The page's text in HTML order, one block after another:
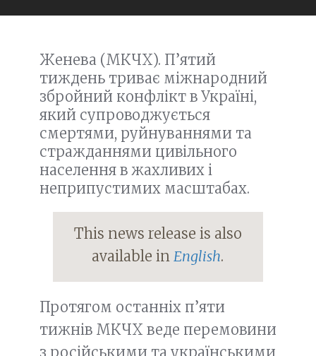
Женева (МКЧХ). П’ятий
тиждень триває міжнародний
збройний конфлікт в Україні,
який супроводжується
смертями, руйнуваннями та
стражданнями цивільного
населення в жахливих і
неприпустимих масштабах.
This news release is also
available inEnglish.
Протягом останніх п’яти
тижнів МКЧХ веде перемовини
з російськими та українськими